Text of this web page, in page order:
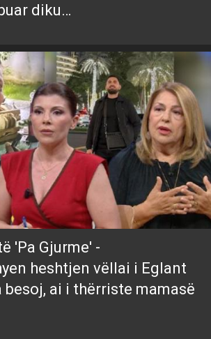
diku…
'Pa Gjurme' -
heshtjen vëllai i Eglant
besoj, ai i thërriste mamasë